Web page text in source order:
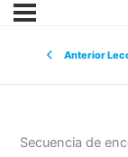
Anterior
Secuencia de